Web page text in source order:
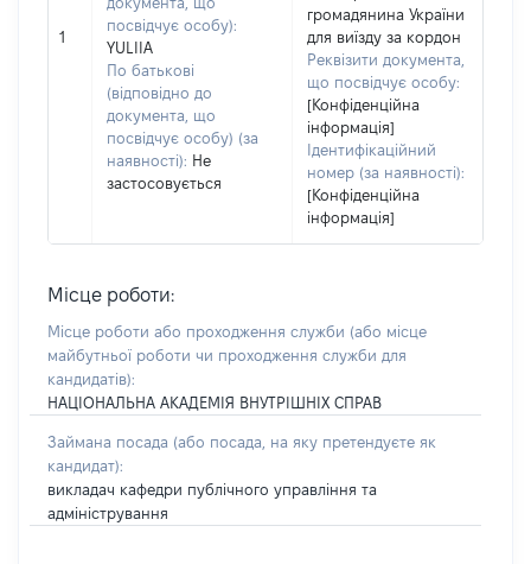
1
посвідчує особу):
YULIIA
По батькові
(відповідно до
документа, що
посвідчує особу) (за
наявності): Не
застосовується
громадянина України
для виїзду за кордон
Реквізити документа,
що посвідчує особу:
[Конфіденційна
інформація]
Ідентифікаційний
номер (за наявності):
[Конфіденційна
інформація]
Місце роботи:
Місце роботи або проходження служби (або місце
майбутньої роботи чи проходження служби для
кандидатів):
НАЦІОНАЛЬНА АКАДЕМІЯ ВНУТРІШНІХ СПРАВ
Займана посада (або посада, на яку претендуєте як
кандидат):
викладач кафедри публічного управління та
адміністрування